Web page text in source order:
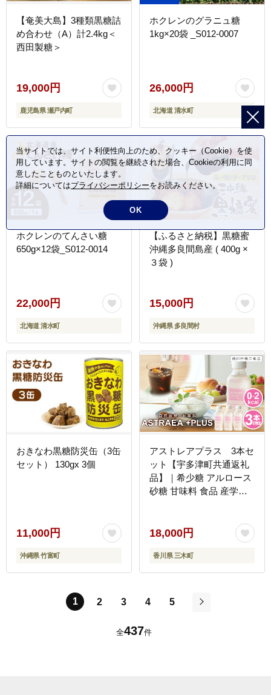
【奄美大島】3種類黒糖詰
め合わせ（A）計2.4kg＜
西田製糖＞
19,000円
鹿児島県 瀬戸内町
ホクレンのグラニュ糖
1kg×20袋 _S012-0007
26,000円
北海道 清水町
ホクレンのてんさい糖
650g×12袋_S012-0014
22,000円
北海道 清水町
【ふるさと納税】黒糖蜜
沖縄多良間島産 ( 400g ×
３袋 )
15,000円
沖縄県 多良間村
おきなわ黒糖防災缶（3缶
セット） 130gx 3個
11,000円
沖縄県 竹富町
アストレアプラス 3本セ
ット【宇多津町共通返礼
品】｜希少糖 アルロース
砂糖 甘味料 食品 産学官
の血糖値の上昇をおだや
かにする機能｜_mk018-
038
18,000円
香川県 三木町
1 2 3 4
5
全437件
当サイトでは、サイト利便性向上のため、クッキー（Cookie）を使
用しています。サイトの閲覧を継続された場合、Cookieの利用に同
意したことものといたします。
詳細についてはプライバシーポリシーをお読みください。
OK